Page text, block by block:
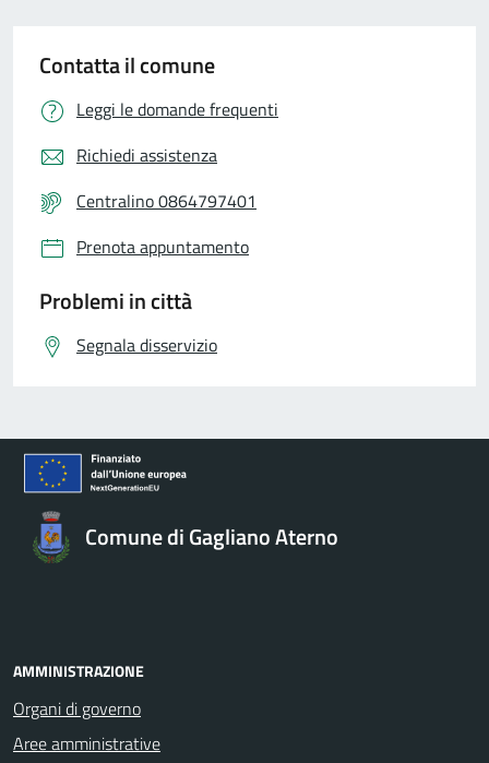
Contatta il comune
Leggi le domande frequenti
Richiedi assistenza
Centralino 0864797401
Prenota appuntamento
Problemi in città
Segnala disservizio
Comune di Gagliano Aterno
AMMINISTRAZIONE
Organi di governo
Aree amministrative